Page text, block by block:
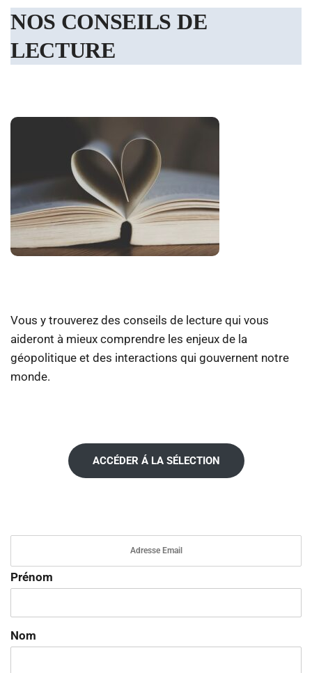
NOS CONSEILS DE
LECTURE
Vous y trouverez des conseils de lecture qui vous
aideront à mieux comprendre les enjeux de la
géopolitique et des interactions qui gouvernent notre
monde.
ACCÉDER Á LA SÉLECTION
Prénom
Nom